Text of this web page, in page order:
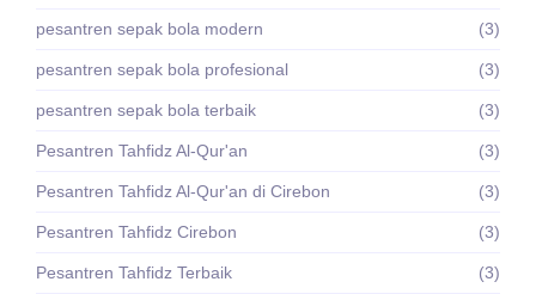
pesantren sepak bola modern (3)
pesantren sepak bola profesional (3)
pesantren sepak bola terbaik (3)
Pesantren Tahfidz Al-Qur'an (3)
Pesantren Tahfidz Al-Qur'an di Cirebon (3)
Pesantren Tahfidz Cirebon (3)
Pesantren Tahfidz Terbaik (3)